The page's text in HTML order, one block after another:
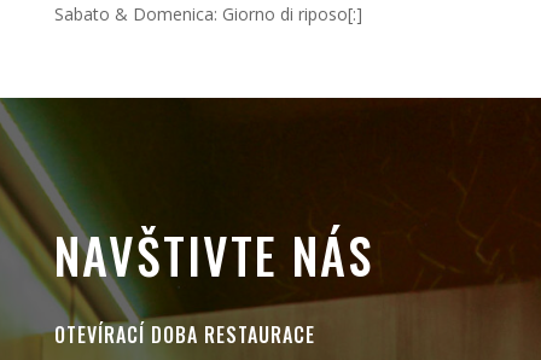
Sabato & Domenica: Giorno di riposo[:]
NAVŠTIVTE NÁS
OTEVÍRACÍ DOBA RESTAURACE